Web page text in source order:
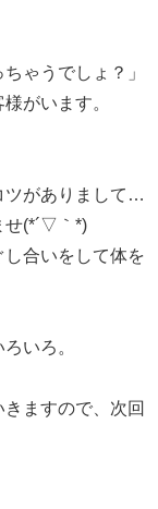
ゃうでしょ？」
がいます。
ツがありまして…
せ(*´▽｀*)
合いをして体を
いろ。
ますので、次回